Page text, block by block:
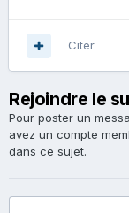
Citer
Rejoindre le
Pour poster un
avez un compte
dans ce sujet.